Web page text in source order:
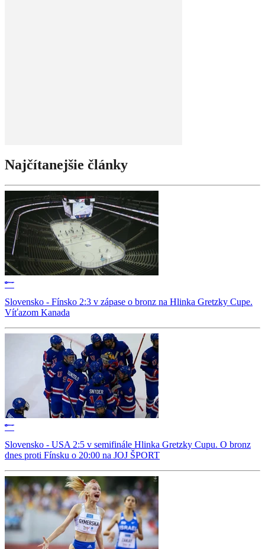
Najčítanejšie články
Slovensko - Fínsko 2:3 v zápase o bronz na Hlinka Gretzky Cupe.
Víťazom Kanada
Slovensko - USA 2:5 v semifinále Hlinka Gretzky Cupu. O bronz
dnes proti Fínsku o 20:00 na JOJ ŠPORT